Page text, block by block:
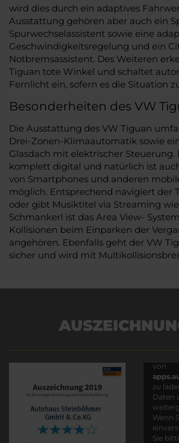
wird dies durch ein adaptives
Ausstattung gehören aber auch ein
Spurwechselassistent sowie eine
Geschwindigkeitsregelung und ein
Notbremsassistent. Des Weiteren
Tiguan tote Winkel und schaltet
Fernlicht ein, sofern es die Situation
Besonderheiten des VW
Die Ausstattung des VW Tiguan
Drei-Zonen-Klimaautomatik sowie
Glasdach mit elektrischer Steuerung.
komplett digital und natürlich ist
von Smartphones und anderen
möglich. Entsprechend navigiert der
oder gibt Musiktitel via Streaming
Schmankerl ist das Area View-
Kollisionen beim Einparken der
angehören. Ebenfalls geht der VW
sicher und wird mit
von
zu
Daten
Wenn
Sie